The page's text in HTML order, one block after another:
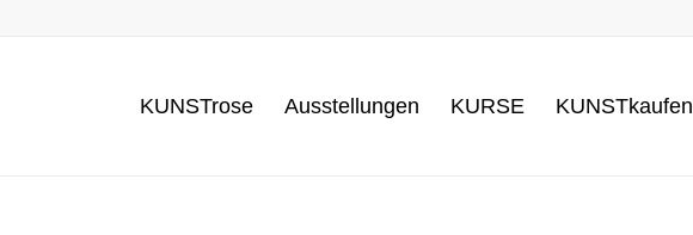
KUNSTrose Ausstellungen KURSE KUNSTkaufen